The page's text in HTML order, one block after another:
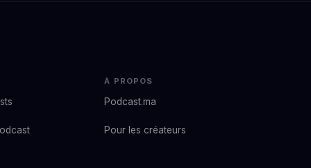
À PROPOS
Podcast.ma
Pour les créateurs